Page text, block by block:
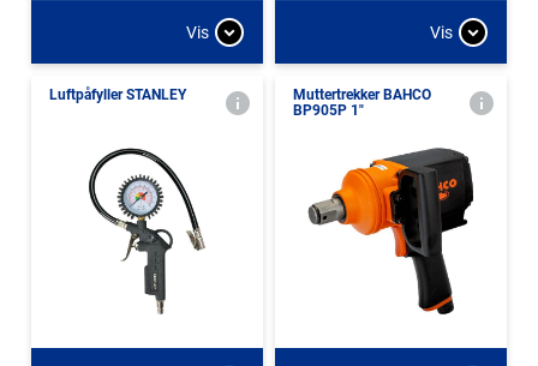
Vis Vis
Luftpåfyller STANLEY
Muttertrekker BAHCO
BP905P 1"